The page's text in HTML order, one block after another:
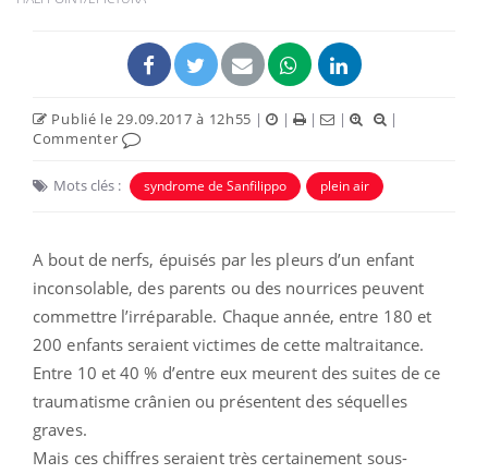
Publié le 29.09.2017 à 12h55 | | | |
|
Commenter
Mots clés : syndrome de Sanfilippo plein air
A bout de nerfs, épuisés par les pleurs d’un enfant
inconsolable, des parents ou des nourrices peuvent
commettre l’irréparable. Chaque année, entre 180 et
200 enfants seraient victimes de cette maltraitance.
Entre 10 et 40 % d’entre eux meurent des suites de ce
traumatisme crânien ou présentent des séquelles
graves.
Mais ces chiffres seraient très certainement sous-